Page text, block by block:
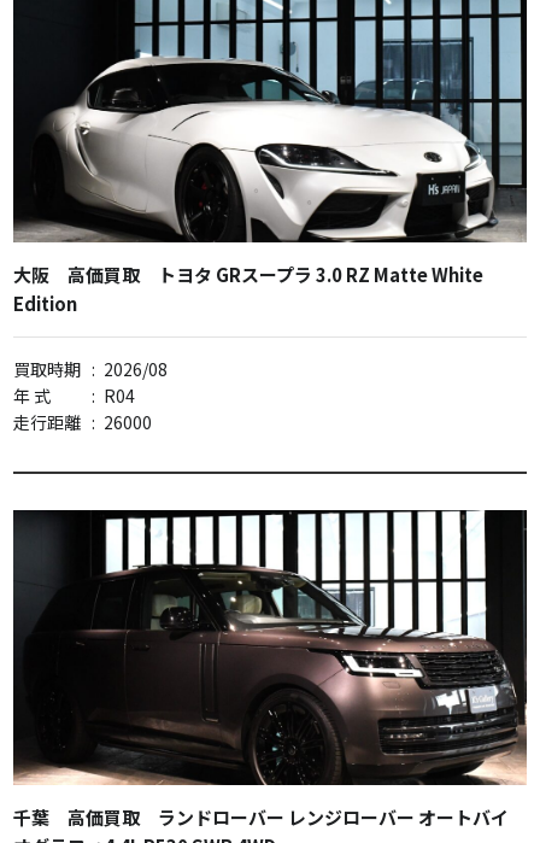
大阪 高価買取 トヨタ GRスープラ 3.0 RZ Matte White
Edition
買取時期 : 2026/08
年 式
: R04
走行距離 : 26000
千葉 高価買取 ランドローバー レンジローバー オートバイ